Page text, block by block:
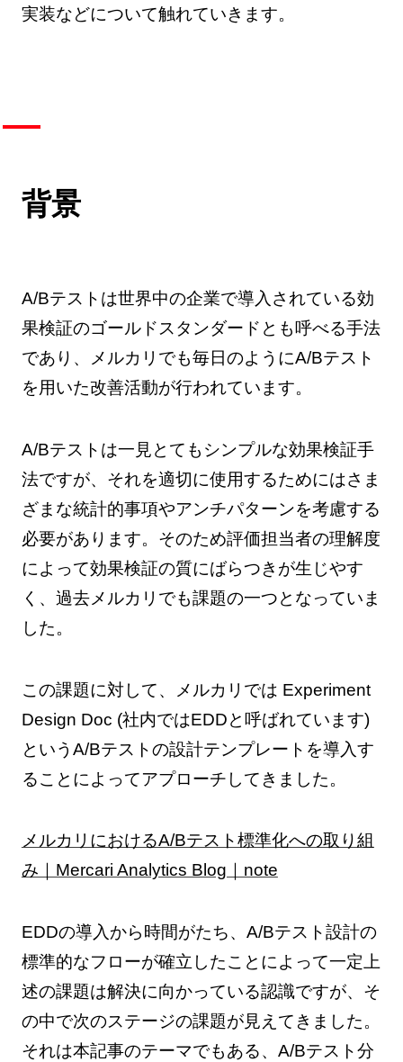
実装などについて触れていきます。
背景
A/Bテストは世界中の企業で導入されている効
果検証のゴールドスタンダードとも呼べる手法
であり、メルカリでも毎日のようにA/Bテスト
を用いた改善活動が行われています。
A/Bテストは一見とてもシンプルな効果検証手
法ですが、それを適切に使用するためにはさま
ざまな統計的事項やアンチパターンを考慮する
必要があります。そのため評価担当者の理解度
によって効果検証の質にばらつきが生じやす
く、過去メルカリでも課題の一つとなっていま
した。
この課題に対して、メルカリでは Experiment
Design Doc (社内ではEDDと呼ばれています)
というA/Bテストの設計テンプレートを導入す
ることによってアプローチしてきました。
メルカリにおけるA/Bテスト標準化への取り組
み｜Mercari Analytics Blog｜note
EDDの導入から時間がたち、A/Bテスト設計の
標準的なフローが確立したことによって一定上
述の課題は解決に向かっている認識ですが、そ
の中で次のステージの課題が見えてきました。
それは本記事のテーマでもある、A/Bテスト分